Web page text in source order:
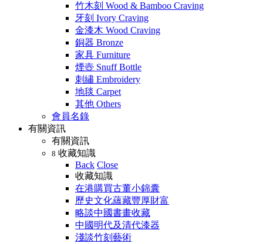
竹木刻 Wood & Bamboo Craving
牙刻 Ivory Craving
金漆木 Wood Craving
銅器 Bronze
家具 Furniture
煙壺 Snuff Bottle
刺繡 Embroidery
地毯 Carpet
其他 Others
會員名錄
有關資訊
有關資訊
8 收藏知識
Back Close
收藏知識
在港購買古董小錦囊
歷史文化蘊藏豐厚財富
略談中國書畫收藏
中國明代及清代漆器
淺談竹刻藝術